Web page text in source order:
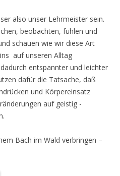
also unser Lehrmeister sein.
beobachten, fühlen und
schauen wie wir diese Art
auf unseren Alltag
entspannter und leichter
dafür die Tatsache, daß
und Körpereinsatz
auf geistig -
Bach im Wald verbringen –